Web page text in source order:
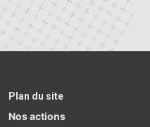
Plan du site
Nos actions